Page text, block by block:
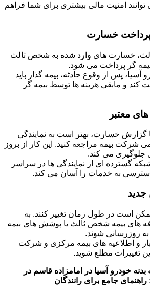
امنیت مالی بیشتری برای شما فراهم
پرداخت خسارت
خسارت های وارد شده به شخص ثالث
گر پرداخت می شود.
آسیا، پس از وقوع حادثه، بیمه گذار باید
کند و مابقی هزینه ها توسط بیمه گر
معتبر
گزارش خسارت، بهتر است به نمایندگی
شرکت بیمه مراجعه کنید. این کار از بروز
جلوگیری می کند.
گسترده ای از نمایندگی ها در سراسر
به خدمات را آسان می کند.
جدید
است در طول زمان تغییر کنند. به
های بیمه شخص ثالث یا پوشش های بیمه
روزرسانی شوند.
و اطلاعیه های بیمه مرکزی و شرکت
تغییرات مطلع شوید.
خودرو آسیا در امامزاده قاسم در
جامع برای رانندگان